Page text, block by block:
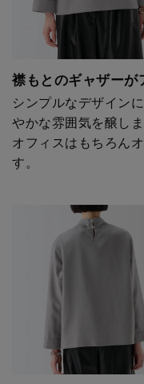
襟もとのギャザーが
シンプルなデザイン
やかな雰囲気を醸しま
オフィスはもちろん
す。